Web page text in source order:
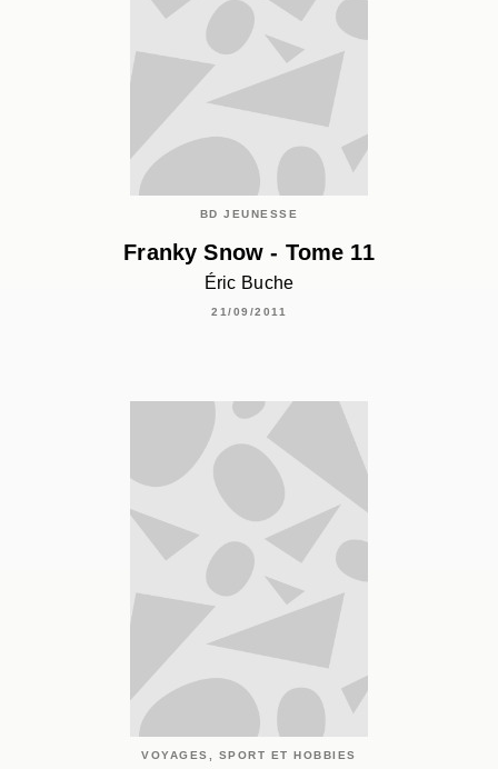
BD JEUNESSE
Franky Snow - Tome 11
Éric Buche
21/09/2011
VOYAGES, SPORT ET HOBBIES